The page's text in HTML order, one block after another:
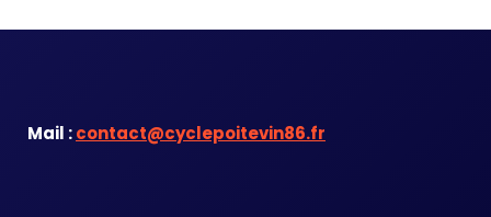
Mail :contact@cyclepoitevin86.fr